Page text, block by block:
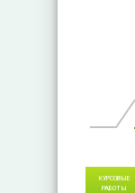
КУРСОВЫЕ
РАБОТЫ